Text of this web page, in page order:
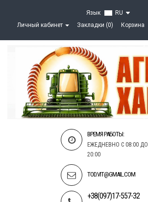
Язык
RU
Личный кабинет
Закладки (0) Корзина
ВРЕМЯ РАБОТЫ:
ЕЖЕДНЕВНО С 08:00 ДО
20:00
TOD.VIT@GMAIL.COM
+38(097)17-557-32